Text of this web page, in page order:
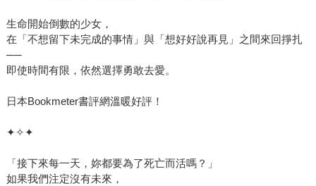
生命開始倒數的少女，
在「不想留下未完成的事情」與「想好好說再見」之間來回掙扎
──
即使時間有限，依然選擇勇敢去愛。
日本Bookmeter書評網溫暖好評！
✦✧✦
「接下來每一天，妳都要為了死亡而活嗎？」
如果我們注定沒有未來，